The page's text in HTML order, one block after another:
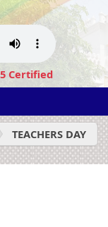
Certified
TEACHERS DAY